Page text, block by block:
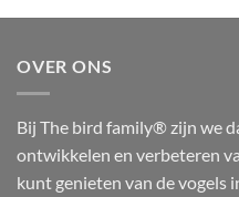
OVER ONS
Bij The bird family® zijn we
ontwikkelen en verbeteren
kunt genieten van de vogels